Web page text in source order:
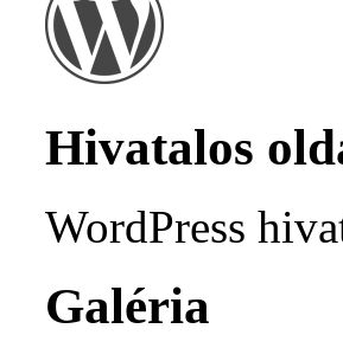
Hivatalos
WordPress
Galéria